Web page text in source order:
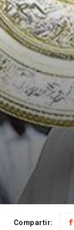
Compartir: